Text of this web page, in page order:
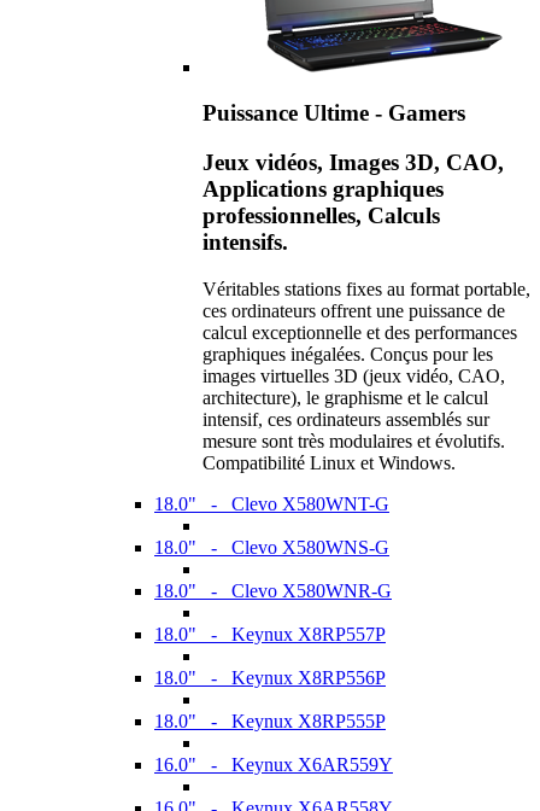
Puissance Ultime - Gamers
Jeux vidéos, Images 3D, CAO,
Applications graphiques
professionnelles, Calculs
intensifs.
Véritables stations fixes au format portable,
ces ordinateurs offrent une puissance de
calcul exceptionnelle et des performances
graphiques inégalées. Conçus pour les
images virtuelles 3D (jeux vidéo, CAO,
architecture), le graphisme et le calcul
intensif, ces ordinateurs assemblés sur
mesure sont très modulaires et évolutifs.
Compatibilité Linux et Windows.
18.0" - Clevo X580WNT-G
18.0" - Clevo X580WNS-G
18.0" - Clevo X580WNR-G
18.0" - Keynux X8RP557P
18.0" - Keynux X8RP556P
18.0" - Keynux X8RP555P
16.0" - Keynux X6AR559Y